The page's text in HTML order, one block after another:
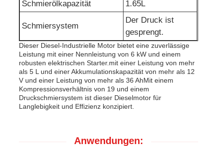
Schmierölkapazität
1.65L
Schmiersystem
Der Druck ist
gesprengt.
Dieser Diesel-Industrielle Motor bietet eine zuverlässige
Leistung mit einer Nennleistung von 6 kW und einem
robusten elektrischen Starter.mit einer Leistung von mehr
als 5 L und einer Akkumulationskapazität von mehr als 12
V und einer Leistung von mehr als 36 AhMit einem
Kompressionsverhältnis von 19 und einem
Druckschmiersystem ist dieser Dieselmotor für
Langlebigkeit und Effizienz konzipiert.
Anwendungen: